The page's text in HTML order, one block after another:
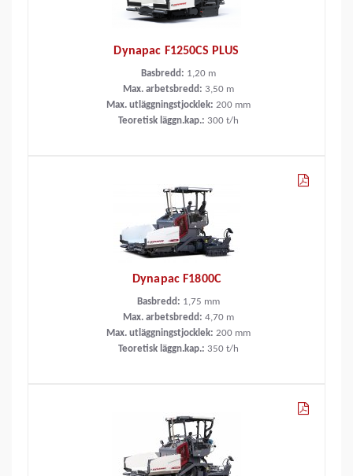
Dynapac F1250CS PLUS
Basbredd: 1,20 m
Max. arbetsbredd: 3,50 m
Max. utläggningstjocklek: 200 mm
Teoretisk läggn.kap.: 300 t/h
Dynapac F1800C
Basbredd: 1,75 mm
Max. arbetsbredd: 4,70 m
Max. utläggningstjocklek: 200 mm
Teoretisk läggn.kap.: 350 t/h